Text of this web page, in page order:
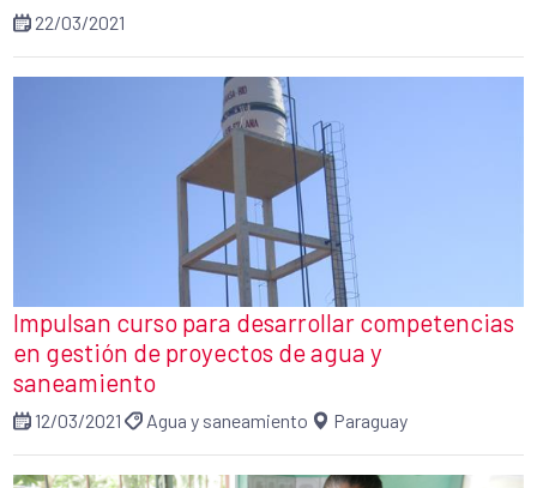
22/03/2021
Impulsan curso para desarrollar competencias
en gestión de proyectos de agua y
saneamiento
12/03/2021 Agua y saneamiento Paraguay